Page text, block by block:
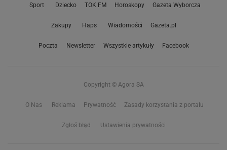
Sport Dziecko TOK FM Horoskopy Gazeta Wyborcza
Zakupy Haps Wiadomości Gazeta.pl
Poczta Newsletter Wszystkie artykuły Facebook
Copyright © Agora SA
O Nas Reklama Prywatność Zasady korzystania z portalu
Zgłoś błąd Ustawienia prywatności